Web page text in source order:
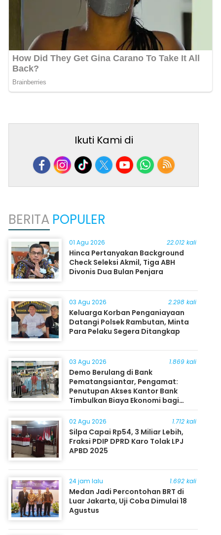
Ikuti Kami di
BERITA POPULER
01 Agu 2026 22.012 kali
Hinca Pertanyakan Background
Check Seleksi Akmil, Tiga ABH
Divonis Dua Bulan Penjara
03 Agu 2026 2.298 kali
Keluarga Korban Penganiayaan
Datangi Polsek Rambutan, Minta
Para Pelaku Segera Ditangkap
03 Agu 2026 1.869 kali
Demo Berulang di Bank
Pematangsiantar, Pengamat:
Penutupan Akses Kantor Bank
Timbulkan Biaya Ekonomi bagi
Masyarakat
02 Agu 2026 1.712 kali
Silpa Capai Rp54, 3 Miliar Lebih,
Fraksi PDIP DPRD Karo Tolak LPJ
APBD 2025
24 jam lalu 1.692 kali
Medan Jadi Percontohan BRT di
Luar Jakarta, Uji Coba Dimulai 18
Agustus